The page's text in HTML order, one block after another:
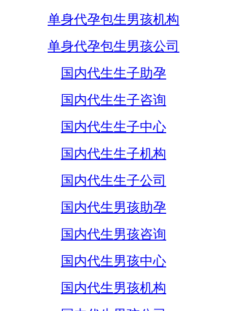
单身代孕包生男孩机构
单身代孕包生男孩公司
国内代生生子助孕
国内代生生子咨询
国内代生生子中心
国内代生生子机构
国内代生生子公司
国内代生男孩助孕
国内代生男孩咨询
国内代生男孩中心
国内代生男孩机构